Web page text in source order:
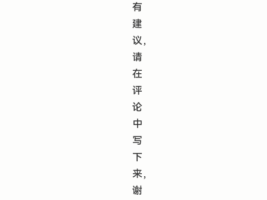
有
建
议，
请
在
评
论
中
写
下
来，
谢